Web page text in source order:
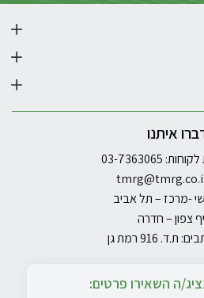
איתנו
03-7363065
-מרכז – תל אביב
צפון – חדרה
916 רמת גן
ה השאירו פרטים: